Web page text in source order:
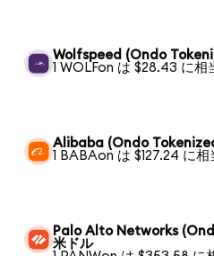
Wolfspeed (Ondo
1 WOLFon は $28.43 に相
Alibaba (Ondo
1 BABAon は $127.24 に相
Palo Alto Networks
米ドル